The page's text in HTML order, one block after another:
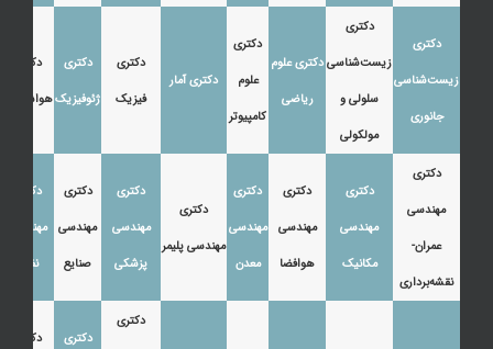
دکتری
زیست‌شناسی
جانوری
دکتری
زیست‌شناسی
سلولی و
مولکولی
دکتری علوم
ریاضی
دکتری
علوم
کامپیوتر
دکتری آمار
دکتری
فیزیک
دکتری
ژئوفیزیک
دکتری
هواشناسی
دکتری
مهندسی
عمران-
نقشه‌برداری
دکتری
مهندسی
مکانیک
دکتری
مهندسی
هوافضا
دکتری
مهندسی
معدن
دکتری
مهندسی پلیمر
دکتری
مهندسی
پزشکی
دکتری
مهندسی
صنایع
دکتری
مهندسی
نفت
دکتری
دکتری دکتری